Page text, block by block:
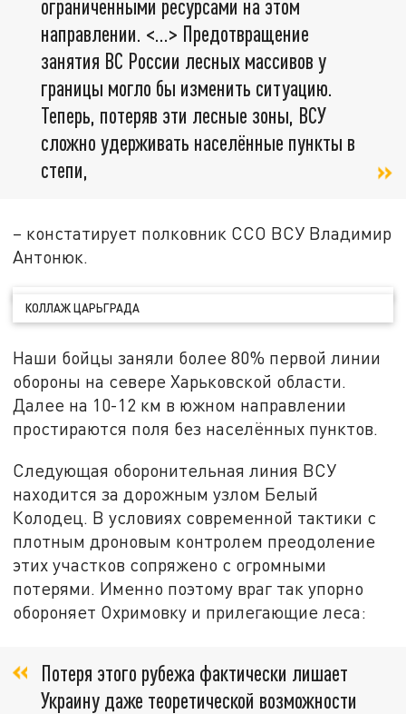
ограниченными ресурсами на этом
направлении. <…> Предотвращение
занятия ВС России лесных массивов у
границы могло бы изменить ситуацию.
Теперь, потеряв эти лесные зоны, ВСУ
сложно удерживать населённые пункты в
степи,
– констатирует полковник ССО ВСУ Владимир
Антонюк.
КОЛЛАЖ ЦАРЬГРАДА
Наши бойцы заняли более 80% первой линии
обороны на севере Харьковской области.
Далее на 10-12 км в южном направлении
простираются поля без населённых пунктов.
Следующая оборонительная линия ВСУ
находится за дорожным узлом Белый
Колодец. В условиях современной тактики с
плотным дроновым контролем преодоление
этих участков сопряжено с огромными
потерями. Именно поэтому враг так упорно
обороняет Охримовку и прилегающие леса:
Потеря этого рубежа фактически лишает
Украину даже теоретической возможности